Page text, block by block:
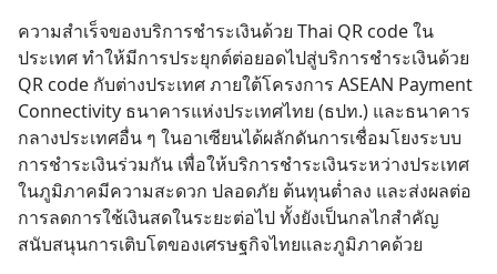
ความสำเร็จของบริการชำระเงินด้วย Thai QR code ใน
ประเทศ ทำให้มีการประยุกต์ต่อยอดไปสู่บริการชำระเงินด้วย
QR code กับต่างประเทศ ภายใต้โครงการ ASEAN Payment
Connectivity ธนาคารแห่งประเทศไทย (ธปท.) และธนาคาร
กลางประเทศอื่น ๆ ในอาเซียนได้ผลักดันการเชื่อมโยงระบบ
การชำระเงินร่วมกัน เพื่อให้บริการชำระเงินระหว่างประเทศ
ในภูมิภาคมีความสะดวก ปลอดภัย ต้นทุนต่ำลง และส่งผลต่อ
การลดการใช้เงินสดในระยะต่อไป ทั้งยังเป็นกลไกสำคัญ
สนับสนุนการเติบโตของเศรษฐกิจไทยและภูมิภาคด้วย